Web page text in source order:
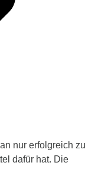
nur erfolgreich zu
dafür hat. Die